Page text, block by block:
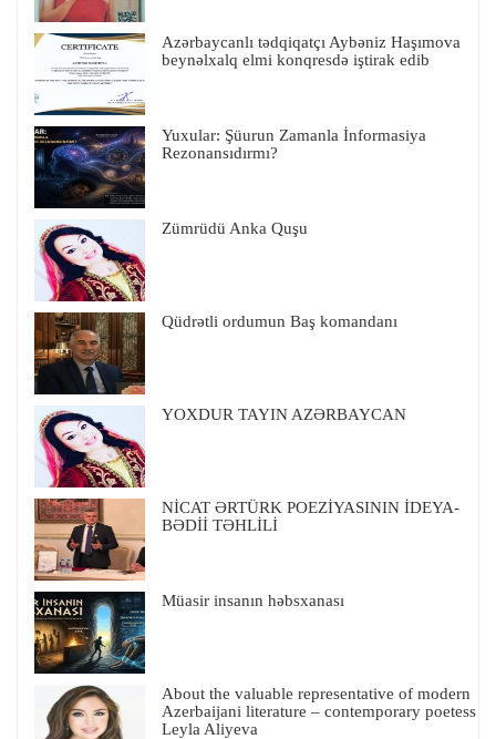
Azərbaycanlı tədqiqatçı Aybəniz Haşımova
beynəlxalq elmi konqresdə iştirak edib
Yuxular: Şüurun Zamanla İnformasiya
Rezonansıdırmı?
Zümrüdü Anka Quşu
Qüdrətli ordumun Baş komandanı
YOXDUR TAYIN AZƏRBAYCAN
NİCAT ƏRTÜRK POEZİYASININ İDEYA-
BƏDİİ TƏHLİLİ
Müasir insanın həbsxanası
About the valuable representative of modern
Azerbaijani literature – contemporary poetess
Leyla Aliyeva